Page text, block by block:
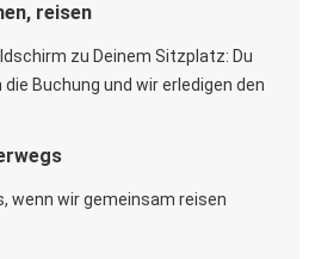
reisen
zu Deinem Sitzplatz: Du
Buchung und wir erledigen den
wenn wir gemeinsam reisen